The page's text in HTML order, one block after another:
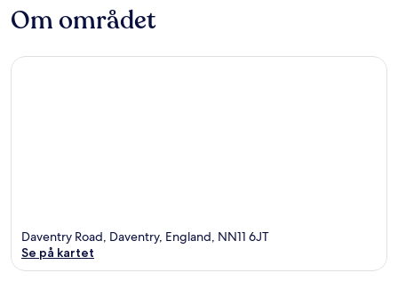
Om området
Daventry Road, Daventry, England, NN11 6JT
Se på kartet